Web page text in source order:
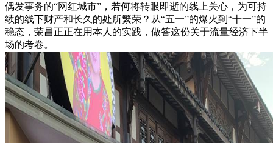
偶发事务的“网红城市”，若何将转眼即逝的线上关心，为可持
续的线下财产和长久的处所繁荣？从“五一”的爆火到“十一”的
稳态，荣昌正正在用本人的实践，做答这份关于流量经济下半
场的考卷。